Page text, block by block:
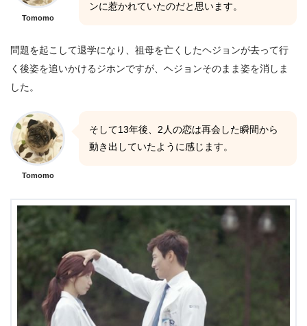
Tomomo
ンに惹かれていたのだと思います。
問題を起こして退学になり、祖母を亡くしたヘジョンが去って行
く後姿を追いかけるジホンですが、ヘジョンそのまま姿を消しま
した。
Tomomo
そして13年後、2人の恋は再会した瞬間から
動き出していたように感じます。